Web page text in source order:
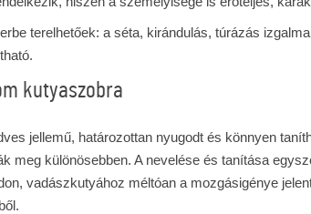
terelhetőek: a séta, kirándulás, túrázás
kutyaszobra
jellemű, határozottan nyugodt és könnyen
meg különösebben. A nevelése és tanítása
vadászkutyához méltóan a mozgásigénye